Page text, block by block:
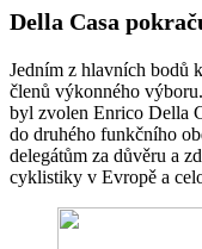
Della Casa
Jedním z hlavních bodů
členů výkonného
byl zvolen Enrico Della
do druhého funkčního
delegátům za důvěru a
cyklistiky v Evropě a